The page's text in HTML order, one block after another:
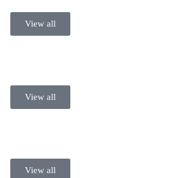
View all
View all
View all